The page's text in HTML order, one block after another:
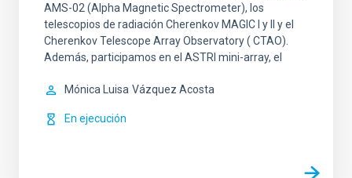
AMS-02 (Alpha Magnetic Spectrometer), los
telescopios de radiación Cherenkov MAGIC I y II y el
Cherenkov Telescope Array Observatory ( CTAO).
Además, participamos en el ASTRI mini-array, el
Mónica Luisa Vázquez Acosta
En ejecución